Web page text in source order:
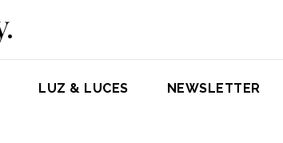
LUZ & LUCES NEWSLETTER